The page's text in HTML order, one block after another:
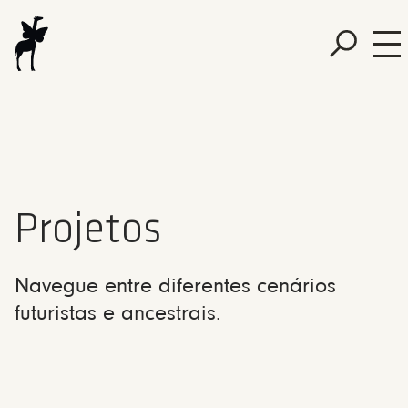
Projetos
Navegue entre diferentes cenários
futuristas e ancestrais.